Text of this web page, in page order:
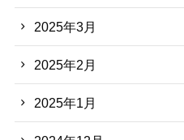
2025年3月
2025年2月
2025年1月